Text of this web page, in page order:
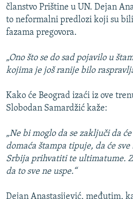
članstvo Prištine u UN. Dejan
to neformalni predlozi koji su
fazama pregovora.
„Ono što se do sad pojavilo u
kojima je još ranije bilo
Kako će Beograd izaći iz ove
Slobodan Samardžić kaže:
„Ne bi moglo da se zaključi da
domaća štampa tipuje, da će
Srbija prihvatiti te ultimatume.
da to sve ne uspe.“
Dejan Anastasijević, međutim,